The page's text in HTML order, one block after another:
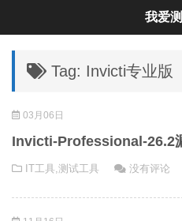
Tag: Invicti专业版
03月06日
Invicti-Professional-26.2
IT工具,测试工具 没有评论
我爱